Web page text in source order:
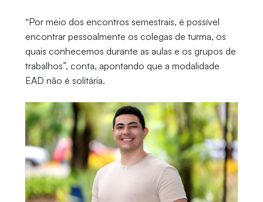
“Por meio dos encontros semestrais, é possível
encontrar pessoalmente os colegas de turma, os
quais conhecemos durante as aulas e os grupos de
trabalhos”, conta, apontando que a modalidade
EAD não é solitária.